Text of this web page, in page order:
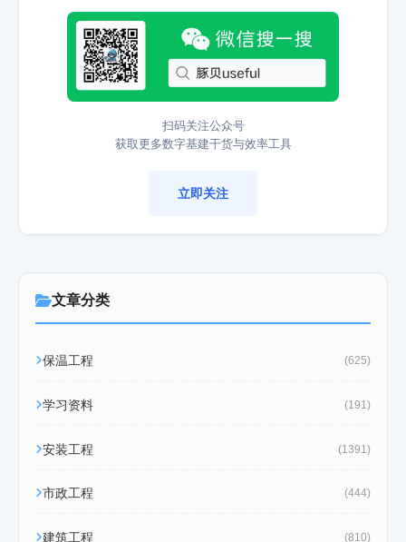
扫码关注公众号
获取更多数字基建干货与效率工具
立即关注
文章分类
保温工程 (625)
学习资料 (191)
安装工程 (1391)
市政工程 (444)
建筑工程 (810)